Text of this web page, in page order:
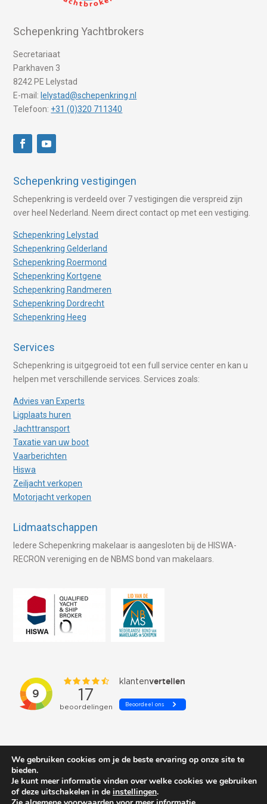
Schepenkring Yachtbrokers
Secretariaat
Parkhaven 3
8242 PE Lelystad
E-mail: lelystad@schepenkring.nl
Telefoon: +31 (0)320 711340
Schepenkring vestigingen
Schepenkring is verdeeld over 7 vestigingen die verspreid zijn
over heel Nederland. Neem direct contact op met een vestiging.
Schepenkring Lelystad
Schepenkring Gelderland
Schepenkring Roermond
Schepenkring Kortgene
Schepenkring Randmeren
Schepenkring Dordrecht
Schepenkring Heeg
Services
Schepenkring is uitgegroeid tot een full service center en kan u
helpen met verschillende services. Services zoals:
Advies van Experts
Ligplaats huren
Jachttransport
Taxatie van uw boot
Vaarberichten
Hiswa
Zeiljacht verkopen
Motorjacht verkopen
Lidmaatschappen
Iedere Schepenkring makelaar is aangesloten bij de HISWA-
RECRON vereniging en de NBMS bond van makelaars.
© 2026 Schepenkring Yachtbrokers. All rights reserved.
We gebruiken cookies om je de beste ervaring op onze site te
bieden.
Je kunt meer informatie vinden over welke cookies we gebruiken
of deze uitschakelen in de instellingen.